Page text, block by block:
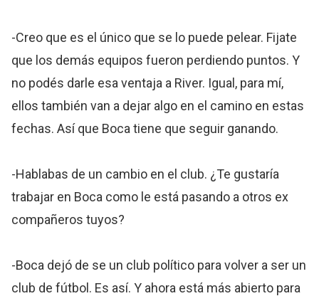
-Creo que es el único que se lo puede pelear. Fijate
que los demás equipos fueron perdiendo puntos. Y
no podés darle esa ventaja a River. Igual, para mí,
ellos también van a dejar algo en el camino en estas
fechas. Así que Boca tiene que seguir ganando.
-Hablabas de un cambio en el club. ¿Te gustaría
trabajar en Boca como le está pasando a otros ex
compañeros tuyos?
-Boca dejó de se un club político para volver a ser un
club de fútbol. Es así. Y ahora está más abierto para